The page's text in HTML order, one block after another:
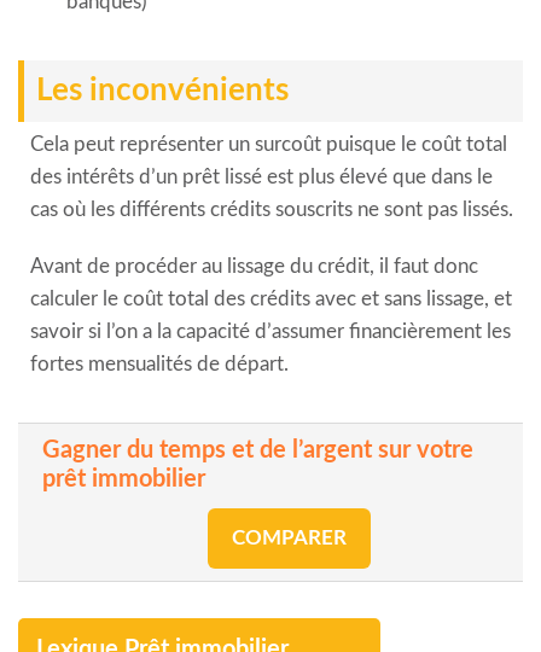
Les inconvénients
Cela peut représenter un surcoût puisque le coût total
des intérêts d’un prêt lissé est plus élevé que dans le
cas où les différents crédits souscrits ne sont pas lissés.
Avant de procéder au lissage du crédit, il faut donc
calculer le coût total des crédits avec et sans lissage, et
savoir si l’on a la capacité d’assumer financièrement les
fortes mensualités de départ.
Gagner du temps et de l’argent sur votre
prêt immobilier
COMPARER